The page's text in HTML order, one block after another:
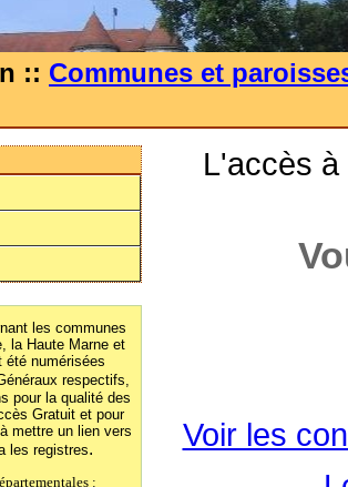
:: Communes et
les communes
la Haute Marne et
été numérisées
respectifs,
pour la qualité des
Gratuit et pour
mettre un lien vers
les registres.
:
L'accès
Voir les